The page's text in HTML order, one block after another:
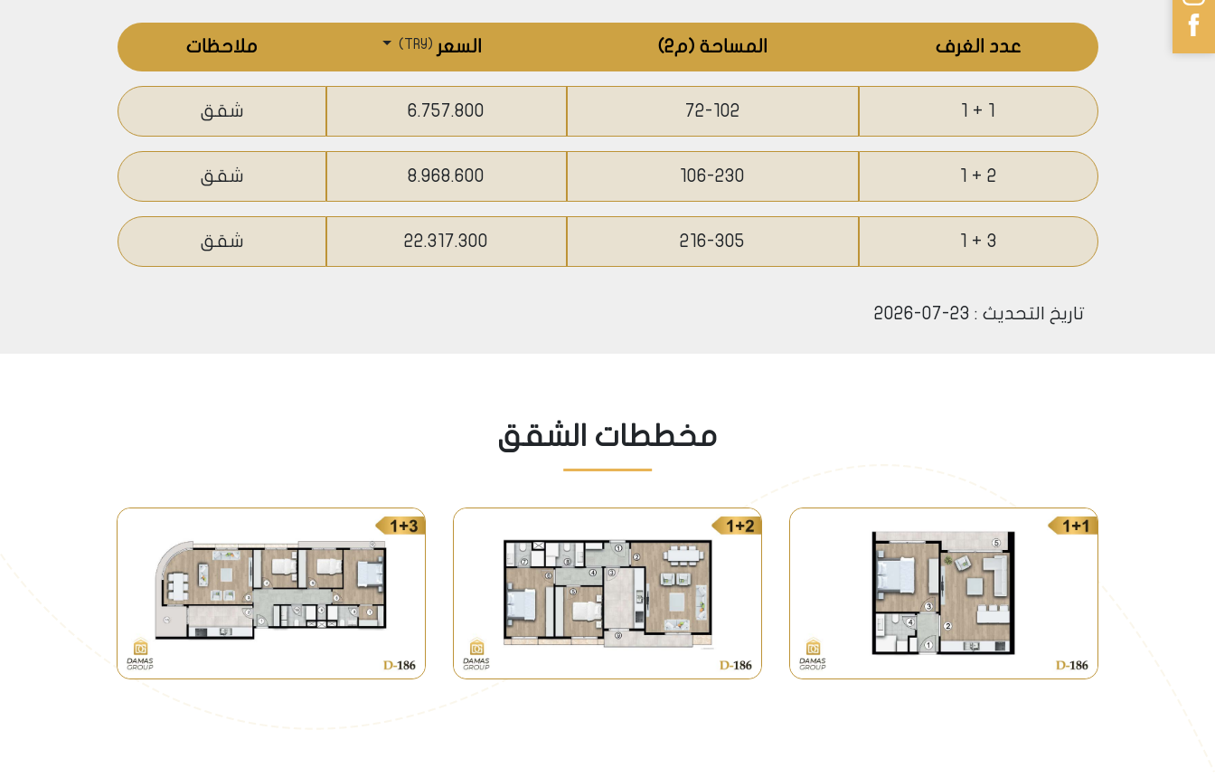
• كما تعتبر قناة اسطنبول التي سيتم شقها من بحيرة كوتشوك تشكمجة باتجاه البحر الأسود شمالاً نقطة تحول استراتيجية لمنطقة المشروع إذ سيقع حينها
عن مدخل القناة تماماً.
عدد الغرف المساحة (م2) السعر (
TRY
) ملاحظات
1 + 1
72-102
6.757.800 شقق
2 + 1
106-230
8.968.600 شقق
3 + 1
216-305
22.317.300 شقق
تاريخ التحديث : 23-07-2026
مخططات الشقق